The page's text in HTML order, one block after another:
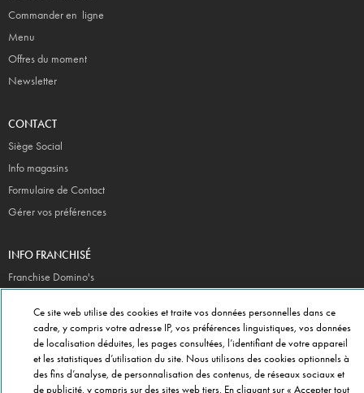
Commander en ligne
Menu
Offres du moment
Newsletter
CONTACT
Siège Social
Info magasins
Formulaire de Contact
Gérer vos préférences
INFO FRANCHISÉ
Franchise Domino's
Questions Fréquentes
A PROPOS DE DOMINO'S
Travailler chez Domino's
Ce site web utilise des cookies et traite vos données personnelles dans ce
cadre, y compris votre adresse IP, vos préférences linguistiques, vos données
de localisation déduites, les pages consultées, l’identifiant de votre appareil
et les statistiques d’utilisation du site. Nous utilisons des cookies optionnels à
des fins d’analyse, de personnalisation des contenus, de réseaux sociaux et
de publicité, y compris sur des sites web tiers. En cliquant sur « Accepter tout